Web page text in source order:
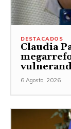
DESTACADOS
Claudia
6 Agosto, 2026